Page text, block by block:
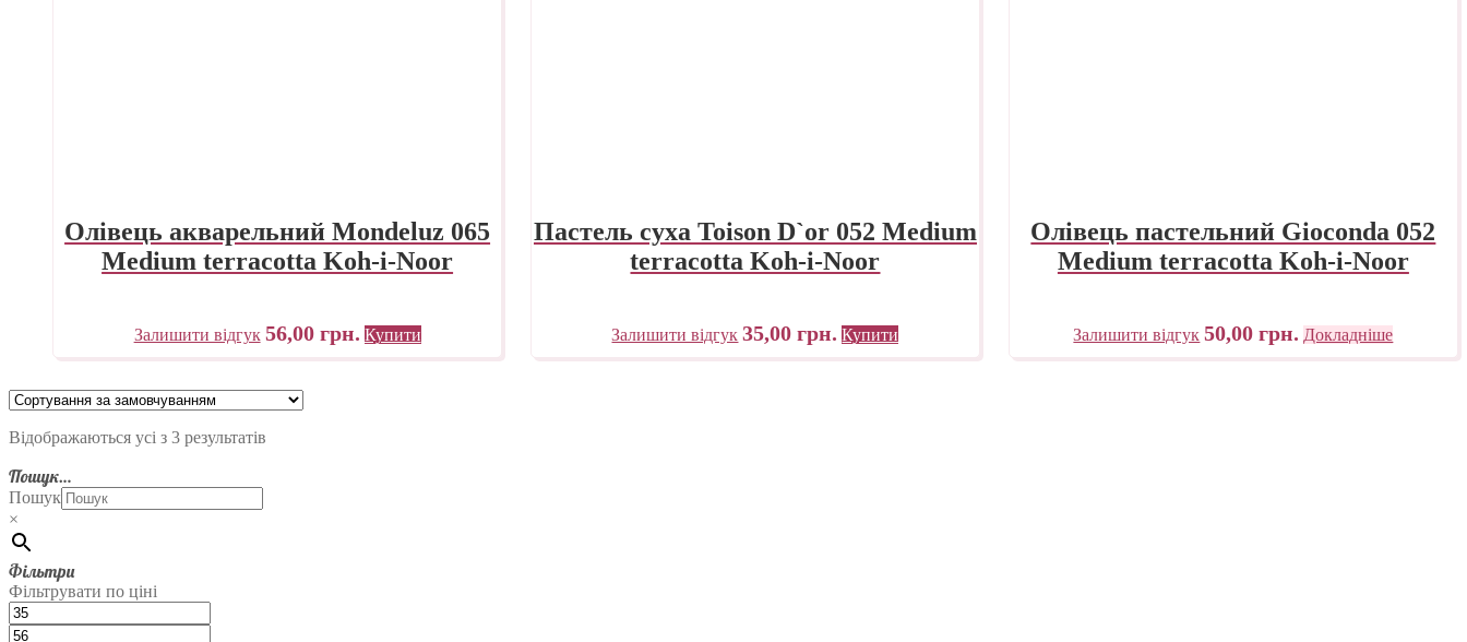
Олівець акварельний Mondeluz 065
Medium terracotta Koh-i-Noor
Залишити відгук 56,00 грн. Купити
Пастель суха Toison D`or 052 Medium
terracotta Koh-i-Noor
Залишити відгук 35,00грн. Купити
Олівець пастельний Gioconda 052
Medium terracotta Koh-i-Noor
Залишити відгук 50,00грн. Докладніше
Відображаються усі з 3 результатів
Пошук…
Пошук
×
Фільтри
Фільтрувати по ціні